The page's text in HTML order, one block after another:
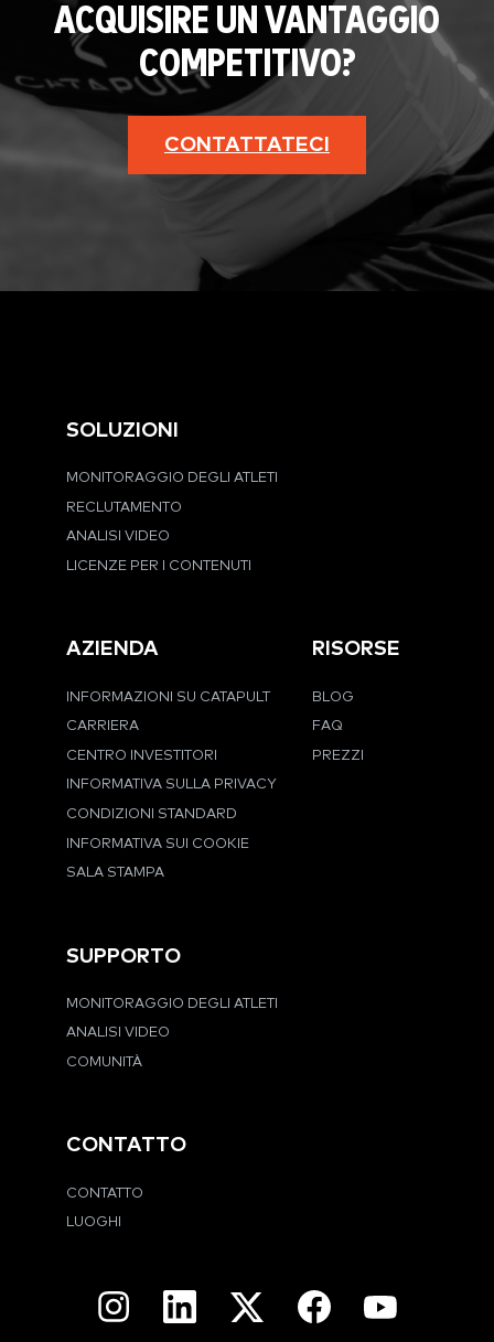
ACQUISIRE UN VANTAGGIO
COMPETITIVO?
CONTATTATECI
SOLUZIONI
MONITORAGGIO DEGLI ATLETI
RECLUTAMENTO
ANALISI VIDEO
LICENZE PER I CONTENUTI
AZIENDA
INFORMAZIONI SU CATAPULT
CARRIERA
CENTRO INVESTITORI
INFORMATIVA SULLA PRIVACY
CONDIZIONI STANDARD
INFORMATIVA SUI COOKIE
SALA STAMPA
RISORSE
BLOG
FAQ
PREZZI
SUPPORTO
MONITORAGGIO DEGLI ATLETI
ANALISI VIDEO
COMUNITÀ
CONTATTO
CONTATTO
LUOGHI